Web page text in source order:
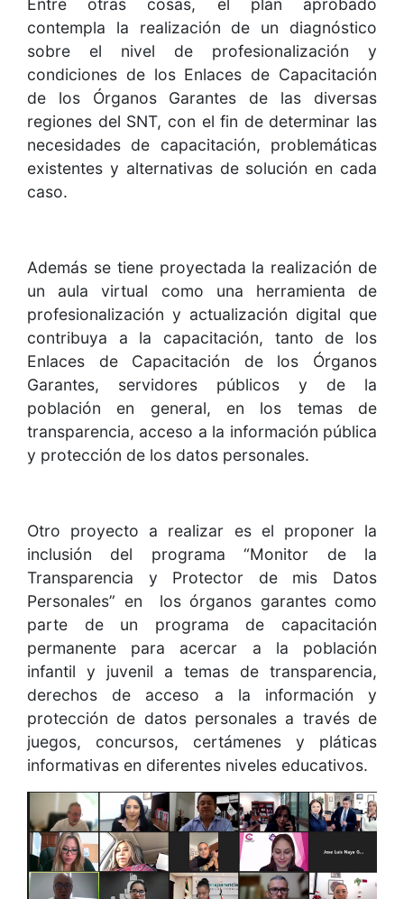
Entre otras cosas, el plan aprobado
contempla la realización de un diagnóstico
sobre el nivel de profesionalización y
condiciones de los Enlaces de Capacitación
de los Órganos Garantes de las diversas
regiones del SNT, con el fin de determinar las
necesidades de capacitación, problemáticas
existentes y alternativas de solución en cada
caso.
Además se tiene proyectada la realización de
un aula virtual como una herramienta de
profesionalización y actualización digital que
contribuya a la capacitación, tanto de los
Enlaces de Capacitación de los Órganos
Garantes, servidores públicos y de la
población en general, en los temas de
transparencia, acceso a la información pública
y protección de los datos personales.
Otro proyecto a realizar es el proponer la
inclusión del programa “Monitor de la
Transparencia y Protector de mis Datos
Personales” en los órganos garantes como
parte de un programa de capacitación
permanente para acercar a la población
infantil y juvenil a temas de transparencia,
derechos de acceso a la información y
protección de datos personales a través de
juegos, concursos, certámenes y pláticas
informativas en diferentes niveles educativos.